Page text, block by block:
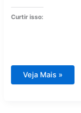
Curtir isso:
Eletrodomésticos
Lofra
Veja Mais »